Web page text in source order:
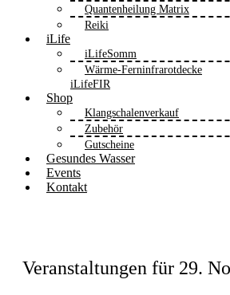
Quantenheilung Matrix
Reiki
iLife
iLifeSomm
Wärme-Ferninfrarotdecke
iLifeFIR
Shop
Klangschalenverkauf
Zubehör
Gutscheine
Gesundes Wasser
Events
Kontakt
Veranstaltungen für 29.